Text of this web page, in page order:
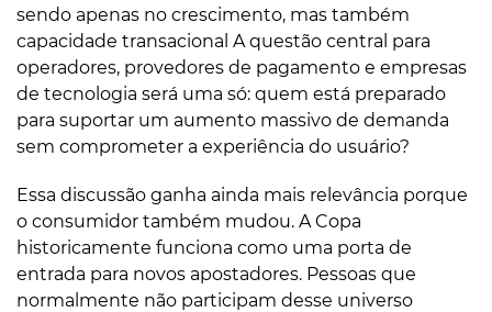
sendo apenas no crescimento, mas também
capacidade transacional A questão central para
operadores, provedores de pagamento e empresas
de tecnologia será uma só: quem está preparado
para suportar um aumento massivo de demanda
sem comprometer a experiência do usuário?
Essa discussão ganha ainda mais relevância porque
o consumidor também mudou. A Copa
historicamente funciona como uma porta de
entrada para novos apostadores. Pessoas que
normalmente não participam desse universo